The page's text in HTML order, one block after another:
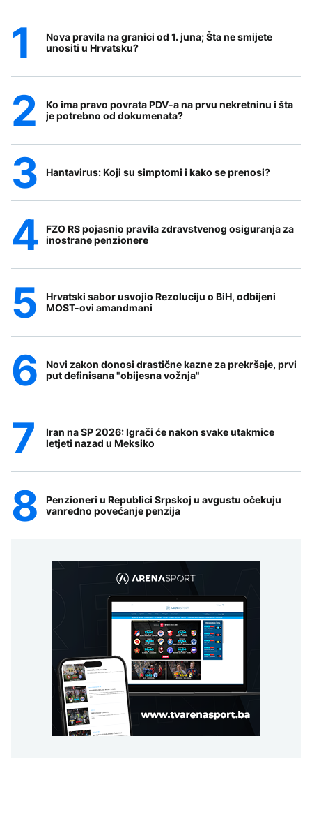
Nova pravila na granici od 1. juna; Šta ne smijete
unositi u Hrvatsku?
Ko ima pravo povrata PDV-a na prvu nekretninu i šta
je potrebno od dokumenata?
Hantavirus: Koji su simptomi i kako se prenosi?
FZO RS pojasnio pravila zdravstvenog osiguranja za
inostrane penzionere
Hrvatski sabor usvojio Rezoluciju o BiH, odbijeni
MOST-ovi amandmani
Novi zakon donosi drastične kazne za prekršaje, prvi
put definisana "obijesna vožnja"
Iran na SP 2026: Igrači će nakon svake utakmice
letjeti nazad u Meksiko
Penzioneri u Republici Srpskoj u avgustu očekuju
vanredno povećanje penzija